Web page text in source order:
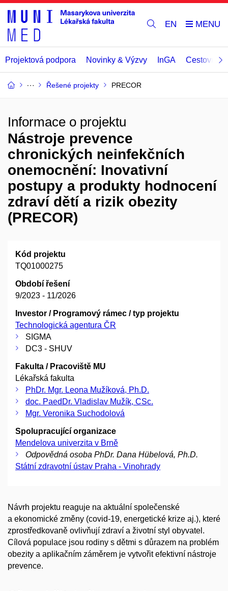
EN
Projektová podpora Novinky & Výzvy InGA Cestovní
Řešené projekty PRECOR
Informace o projektu
Nástroje prevence
chronických neinfekčních
onemocnění: Inovativní
postupy a produkty hodnocení
zdraví dětí a rizik obezity
(PRECOR)
Kód projektu
TQ01000275
Období řešení
9/2023 - 11/2026
Investor / Programový rámec / typ projektu
Technologická agentura ČR
SIGMA
DC3 - SHUV
Fakulta / Pracoviště MU
Lékařská fakulta
PhDr. Mgr. Leona Mužíková, Ph.D.
doc. PaedDr. Vladislav Mužík, CSc.
Mgr. Veronika Suchodolová
Spolupracující organizace
Mendelova univerzita v Brně
Odpovědná osoba PhDr. Dana Hübelová, Ph.D.
Státní zdravotní ústav Praha - Vinohrady
Návrh projektu reaguje na aktuální společenské
a ekonomické změny (covid-19, energetické krize aj.), které
zprostředkovaně ovlivňují zdraví a životní styl obyvatel.
Cílová populace jsou rodiny s dětmi s důrazem na problém
obezity a aplikačním záměrem je vytvořit efektivní nástroje
prevence.